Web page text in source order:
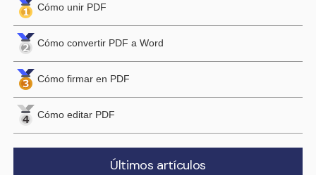
Cómo unir PDF
Cómo convertir PDF a Word
Cómo firmar en PDF
Cómo editar PDF
Últimos artículos